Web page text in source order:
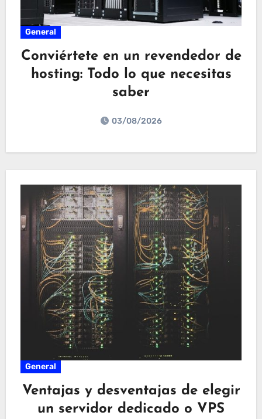
General
Conviértete en un revendedor de
hosting: Todo lo que necesitas
saber
03/08/2026
General
Ventajas y desventajas de elegir
un servidor dedicado o VPS